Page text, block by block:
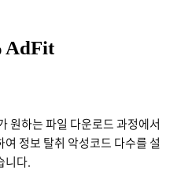
원하는 파일 다운로드 과정에서
정보 탈취 악성코드 다수를 설
니다.